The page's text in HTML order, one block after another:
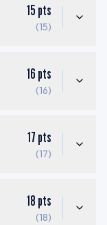
15 pts
(15)
16 pts
(16)
17 pts
(17)
18 pts
(18)